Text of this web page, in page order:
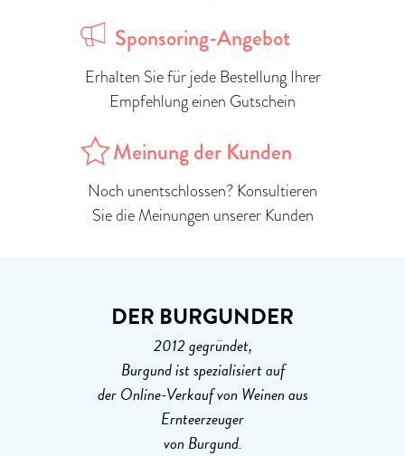
Sponsoring-Angebot
Erhalten Sie für jede Bestellung Ihrer
Empfehlung einen Gutschein
Meinung der Kunden
Noch unentschlossen? Konsultieren
Sie die Meinungen unserer Kunden
DER BURGUNDER
2012 gegründet,
Burgund ist spezialisiert auf
der Online-Verkauf von Weinen aus
Ernteerzeuger
von Burgund.